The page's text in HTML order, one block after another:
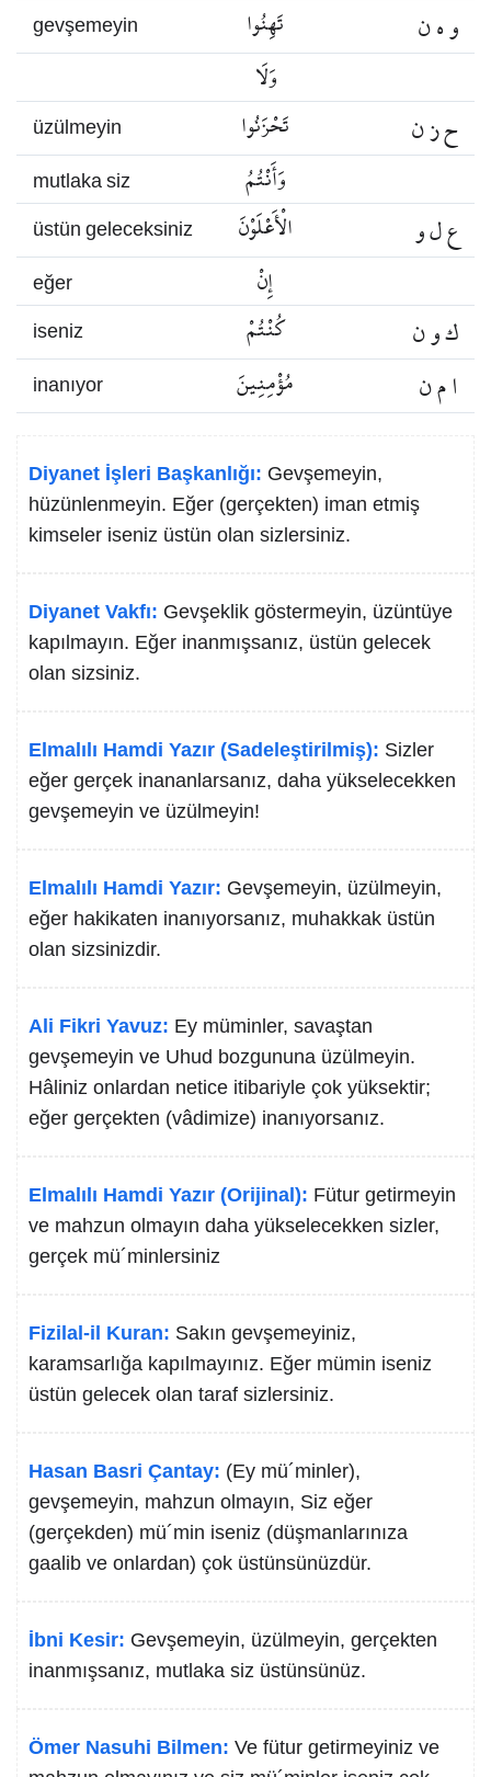
gevşemeyin تَهِنُوا و ه ن
وَلَا
üzülmeyin تَحْزَنُوا ح ز ن
mutlaka siz وَأَنْتُمُ
üstün geleceksiniz الْأَعْلَوْنَ ع ل و
eğer إِنْ
iseniz كُنْتُمْ ك و ن
inanıyor مُؤْمِنِينَ ا م ن
Diyanet İşleri Başkanlığı: Gevşemeyin,
hüzünlenmeyin. Eğer (gerçekten) iman etmiş
kimseler iseniz üstün olan sizlersiniz.
Diyanet Vakfı: Gevşeklik göstermeyin, üzüntüye
kapılmayın. Eğer inanmışsanız, üstün gelecek
olan sizsiniz.
Elmalılı Hamdi Yazır (Sadeleştirilmiş): Sizler
eğer gerçek inananlarsanız, daha yükselecekken
gevşemeyin ve üzülmeyin!
Elmalılı Hamdi Yazır: Gevşemeyin, üzülmeyin,
eğer hakikaten inanıyorsanız, muhakkak üstün
olan sizsinizdir.
Ali Fikri Yavuz: Ey müminler, savaştan
gevşemeyin ve Uhud bozgununa üzülmeyin.
Hâliniz onlardan netice itibariyle çok yüksektir;
eğer gerçekten (vâdimize) inanıyorsanız.
Elmalılı Hamdi Yazır (Orijinal): Fütur getirmeyin
ve mahzun olmayın daha yükselecekken sizler,
gerçek mü´minlersiniz
Fizilal-il Kuran: Sakın gevşemeyiniz,
karamsarlığa kapılmayınız. Eğer mümin iseniz
üstün gelecek olan taraf sizlersiniz.
Hasan Basri Çantay: (Ey mü´minler),
gevşemeyin, mahzun olmayın, Siz eğer
(gerçekden) mü´min iseniz (düşmanlarınıza
gaalib ve onlardan) çok üstünsünüzdür.
İbni Kesir: Gevşemeyin, üzülmeyin, gerçekten
inanmışsanız, mutlaka siz üstünsünüz.
Ömer Nasuhi Bilmen: Ve fütur getirmeyiniz ve